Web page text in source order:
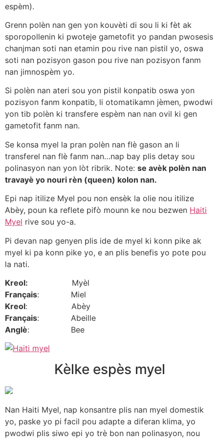
espèm).
Grenn polèn nan gen yon kouvèti di sou li ki fèt ak
sporopollenin ki pwoteje gametofit yo pandan pwosesis
chanjman soti nan etamin pou rive nan pistil yo, oswa
soti nan pozisyon gason pou rive nan pozisyon fanm
nan jimnospèm yo.
Si polèn nan ateri sou yon pistil konpatib oswa yon
pozisyon fanm konpatib, li otomatikamn jèmen, pwodwi
yon tib polèn ki transfere espèm nan nan ovil ki gen
gametofit fanm nan.
Se konsa myel la pran polèn nan flè gason an li
transferel nan flè fanm nan…nap bay plis detay sou
polinasyon nan yon lòt ribrik. Note: se avèk polèn nan
travayè yo nouri rèn (queen) kolon nan.
Epi nap itilize Myel pou non ensèk la olie nou itilize
Abèy, poun ka reflete pifò mounn ke nou bezwen Haiti
Myel rive sou yo-a.
Pi devan nap genyen plis ide de myel ki konn pike ak
myel ki pa konn pike yo, e an plis benefis yo pote pou
la nati.
Kreol: Myèl
Français: Miel
Kreol: Abèy
Français: Abeille
Anglè: Bee
Kèlke espès myel
Nan Haiti Myel, nap konsantre plis nan myel domestik
yo, paske yo pi facil pou adapte a diferan klima, yo
pwodwi plis siwo epi yo trè bon nan polinasyon, nou